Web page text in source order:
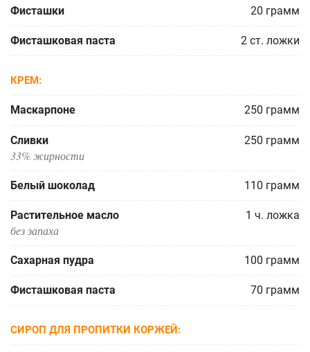
Фисташки 20 грамм
Фисташковая паста 2 ст. ложки
КРЕМ
Маскарпоне 250 грамм
Сливки 250 грамм
33% жирности
Белый шоколад 110 грамм
Растительное масло 1 ч. ложка
без запаха
Сахарная пудра 100 грамм
Фисташковая паста 70 грамм
СИРОП ДЛЯ ПРОПИТКИ КОРЖЕЙ